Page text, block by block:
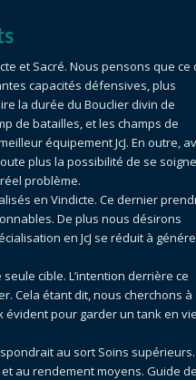
et Sacré. Nous pensons que ce
capacités défensives, plus
la durée du Bouclier divin de
de batailles, et les champs de
équipement JcJ. En outre,
plus la possibilité de se
problème.
en Vindicte. Ce dernier
De plus nous désirons
en JcJ se réduit à
cible. L’intention derrière ce
Cela étant dit, nous cherchons à
évident pour garder un tank en
au sort Soins supérieurs.
au rendement moyens. Guide